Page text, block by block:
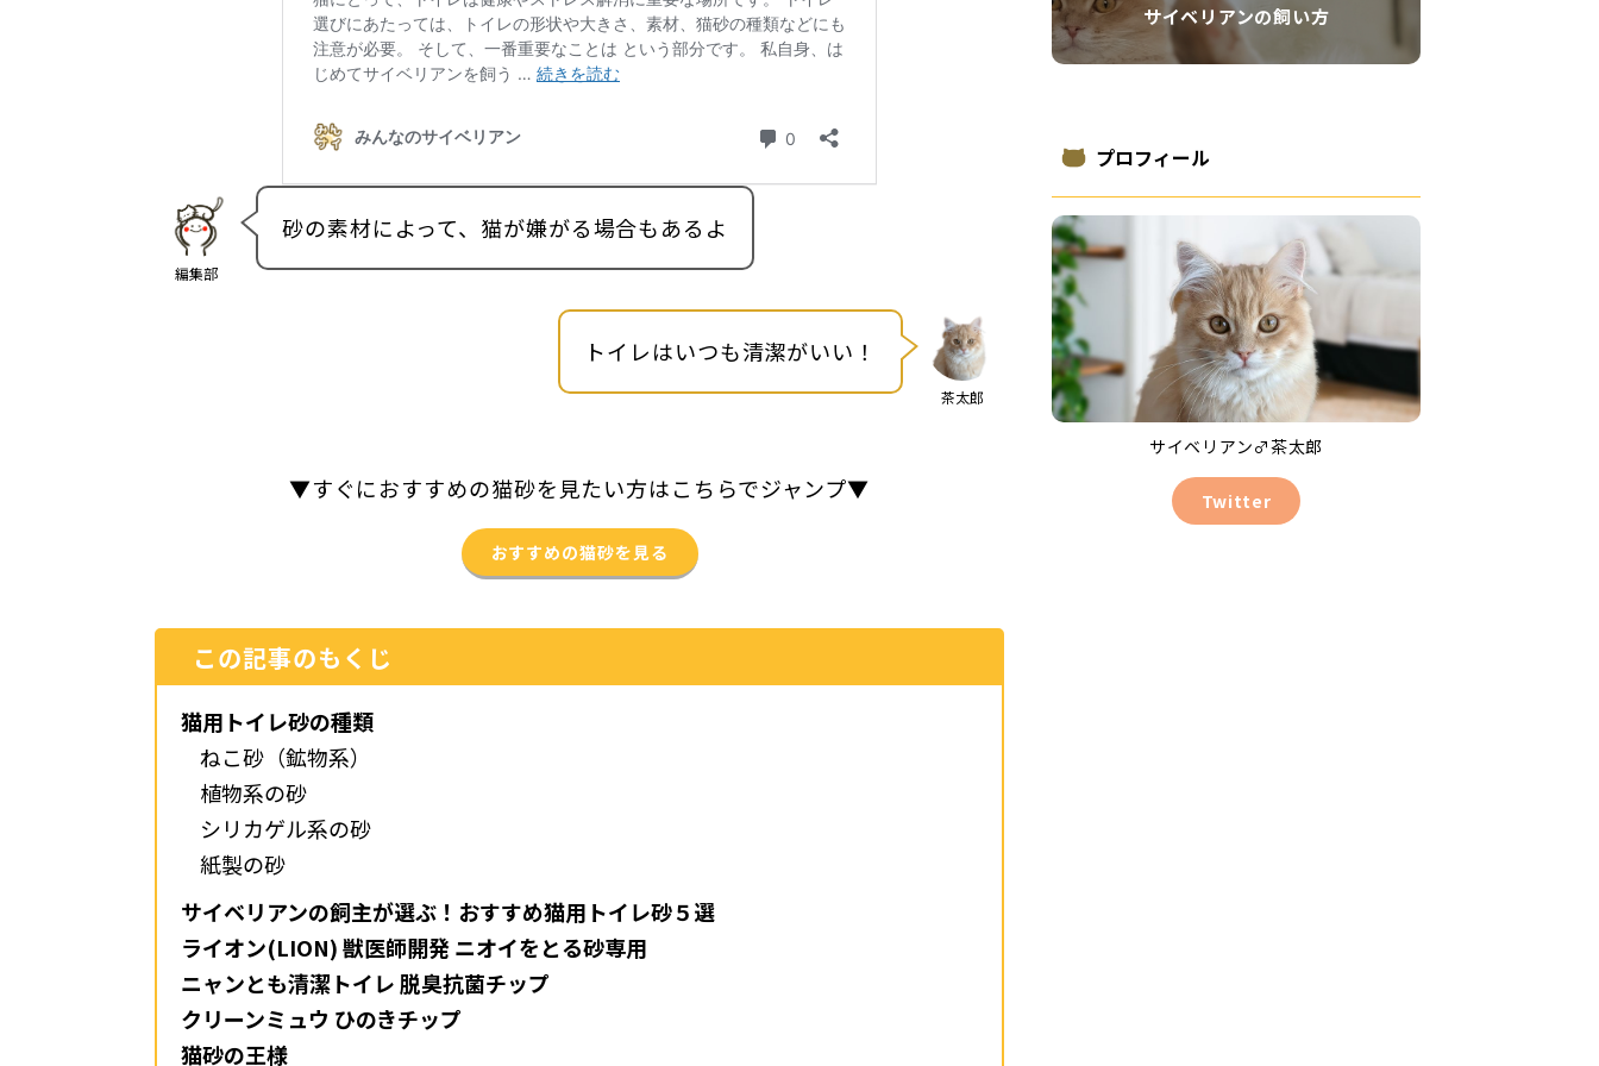
編集部
砂の素材によって、猫が嫌がる場合もあるよ
茶太郎
トイレはいつも清潔がいい！
▼すぐにおすすめの猫砂を見たい方はこちらでジャンプ▼
おすすめの猫砂を見る
この記事のもくじ
猫用トイレ砂の種類
ねこ砂（鉱物系）
植物系の砂
シリカゲル系の砂
紙製の砂
サイベリアンの飼主が選ぶ！おすすめ猫用トイレ砂５選
ライオン(LION) 獣医師開発 ニオイをとる砂専用
ニャンとも清潔トイレ 脱臭抗菌チップ
クリーンミュウ ひのきチップ
猫砂の王様
サイベリアンの飼い方
プロフィール
サイベリアン♂茶太郎
Twitter